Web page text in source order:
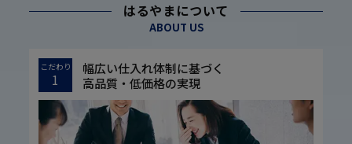
はるやまについて
ABOUT US
こだわり
1
幅広い仕入れ体制に基づく
高品質・低価格の実現